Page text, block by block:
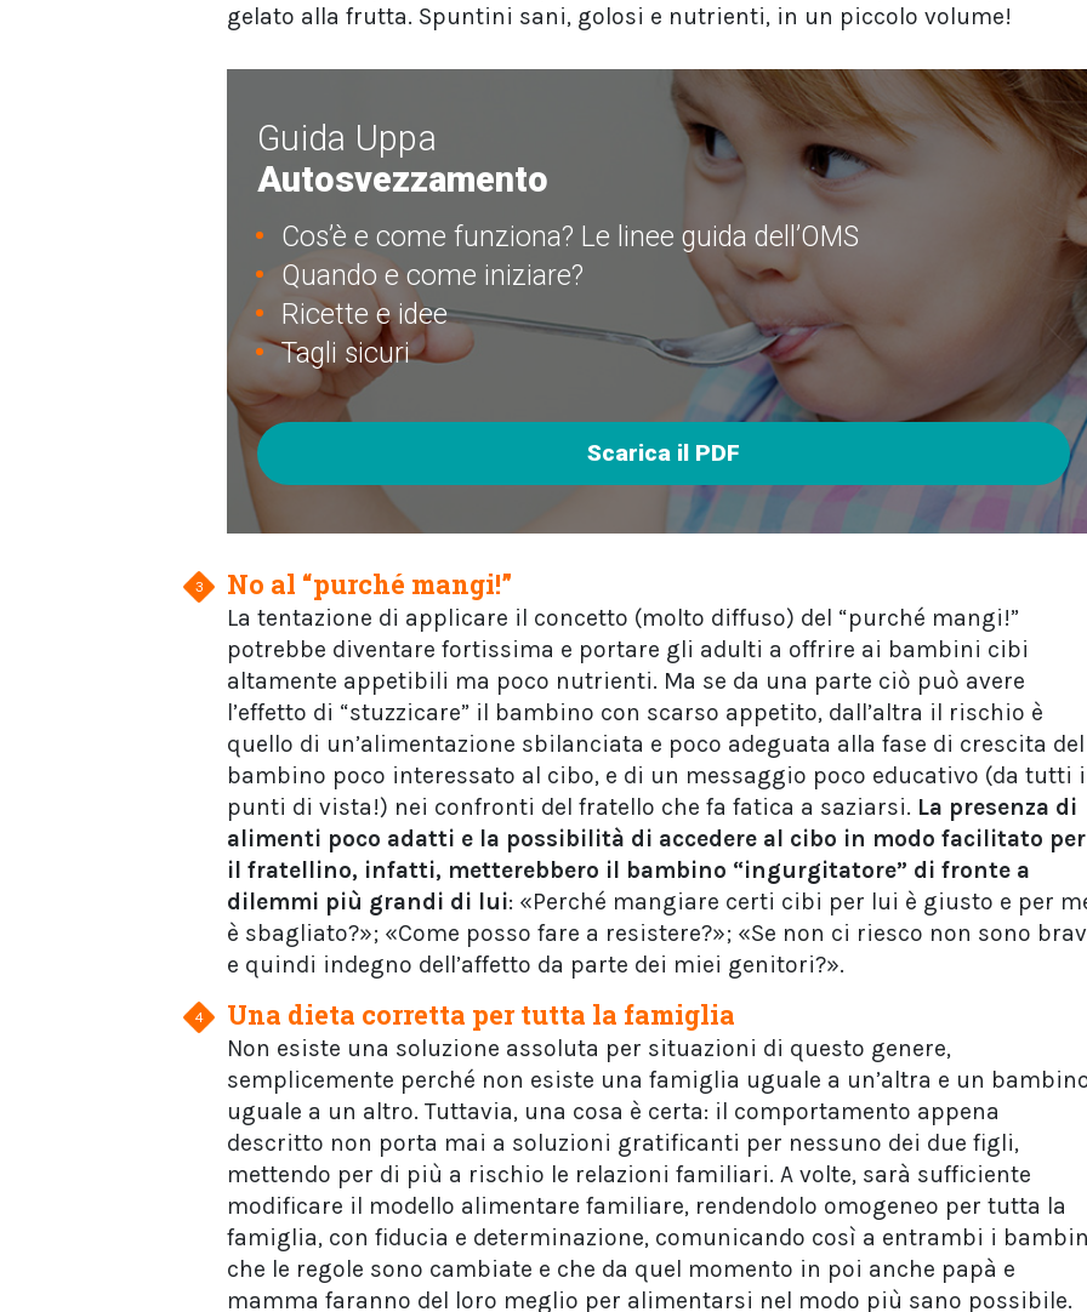
gelato alla frutta. Spuntini sani, golosi e nutrienti, in un piccolo volume!
Guida Uppa
Autosvezzamento
Cos’è e come funziona? Le linee guida dell’OMS
Quando e come iniziare?
Ricette e idee
Tagli sicuri
Scarica il PDF
No al “purché mangi!”
La tentazione di applicare il concetto (molto diffuso) del “purché mangi!”
potrebbe diventare fortissima e portare gli adulti a offrire ai bambini cibi
altamente appetibili ma poco nutrienti. Ma se da una parte ciò può avere
l’effetto di “stuzzicare” il bambino con scarso appetito, dall’altra il rischio è
quello di un’alimentazione sbilanciata e poco adeguata alla fase di crescita del
bambino poco interessato al cibo, e di un messaggio poco educativo (da tutti i
punti di vista!) nei confronti del fratello che fa fatica a saziarsi. La presenza di
alimenti poco adatti e la possibilità di accedere al cibo in modo facilitato per
il fratellino, infatti, metterebbero il bambino “ingurgitatore” di fronte a
dilemmi più grandi di lui: «Perché mangiare certi cibi per lui è giusto e per
è sbagliato?»; «Come posso fare a resistere?»; «Se non ci riesco non sono
e quindi indegno dell’affetto da parte dei miei genitori?».
Una dieta corretta per tutta la famiglia
Non esiste una soluzione assoluta per situazioni di questo genere,
semplicemente perché non esiste una famiglia uguale a un’altra e un
uguale a un altro. Tuttavia, una cosa è certa: il comportamento appena
descritto non porta mai a soluzioni gratificanti per nessuno dei due figli,
mettendo per di più a rischio le relazioni familiari. A volte, sarà sufficiente
modificare il modello alimentare familiare, rendendolo omogeneo per tutta la
famiglia, con fiducia e determinazione, comunicando così a entrambi i
che le regole sono cambiate e che da quel momento in poi anche papà e
mamma faranno del loro meglio per alimentarsi nel modo più sano possibile.